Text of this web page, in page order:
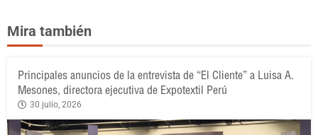
Mira también
Principales anuncios de la entrevista de “El Cliente” a Luisa A.
Mesones, directora ejecutiva de Expotextil Perú
30 julio, 2026